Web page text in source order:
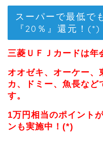
スーパーで最低で
『20％』還元！(*)
三菱ＵＦＪカードは年
オオゼキ、オーケー、
カ、ドミー、魚長な
す。
1万円相当のポイント
ンも実施中！(*)